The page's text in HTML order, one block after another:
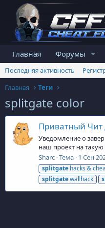
Главная Форумы
Последняя активность
Главная
Теги
splitgate color
Приватный Чит
Уведомление о
наш проект на
Sharc Тема 1 Сен
splitgate hacks &
splitgatewallhack